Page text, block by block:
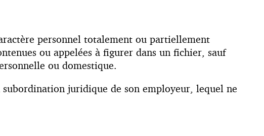
personnel totalement ou partiellement
ou appelées à figurer dans un fichier, sauf
ou domestique.
juridique de son employeur, lequel ne